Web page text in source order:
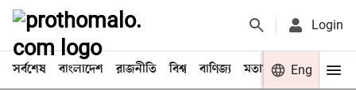
Login
সর্বশেষ বাংলাদেশ রাজনীতি বিশ্ব বাণিজ্য মতামত খেলা
Eng